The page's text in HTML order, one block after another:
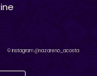
© Instagram @nazareno_acosta